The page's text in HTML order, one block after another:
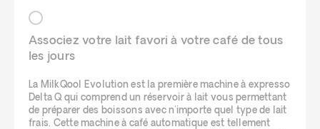
Associez votre lait favori à votre café de tous
les jours
La MilkQool Evolution est la première machine à expresso
Delta Q qui comprend un réservoir à lait vous permettant
de préparer des boissons avec n'importe quel type de lait
frais. Cette machine à café automatique est tellement